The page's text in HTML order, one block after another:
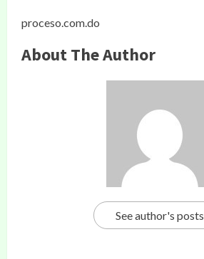
proceso.com.do
About The Author
See author's posts